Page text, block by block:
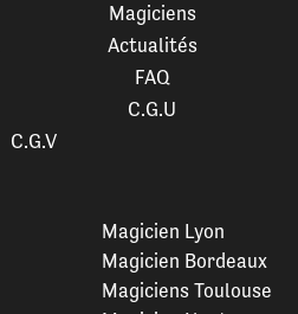
Magiciens
Actualités
FAQ
C.G.U
C.G.V
Magicien Lyon
Magicien Bordeaux
Magiciens Toulouse